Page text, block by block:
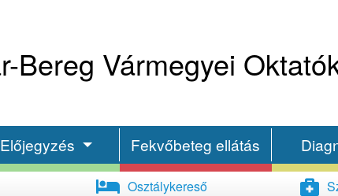
Bereg Vármegyei
Előjegyzés Fekvőbeteg ellátás
Osztálykereső